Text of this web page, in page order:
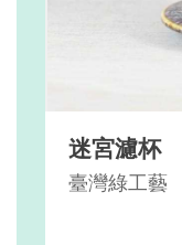
迷宮濾杯
臺灣綠工藝